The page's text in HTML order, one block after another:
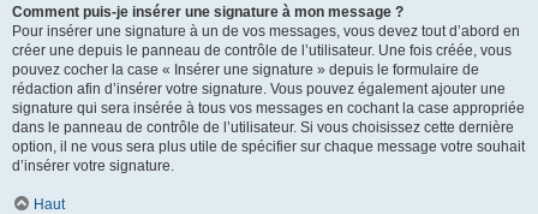
Comment puis-je insérer une signature à mon message ?
Pour insérer une signature à un de vos messages, vous devez tout d’abord en
créer une depuis le panneau de contrôle de l’utilisateur. Une fois créée, vous
pouvez cocher la case « Insérer une signature » depuis le formulaire de
rédaction afin d’insérer votre signature. Vous pouvez également ajouter une
signature qui sera insérée à tous vos messages en cochant la case appropriée
dans le panneau de contrôle de l’utilisateur. Si vous choisissez cette dernière
option, il ne vous sera plus utile de spécifier sur chaque message votre souhait
d’insérer votre signature.
Haut